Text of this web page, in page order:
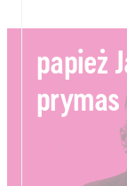
papież
prymas